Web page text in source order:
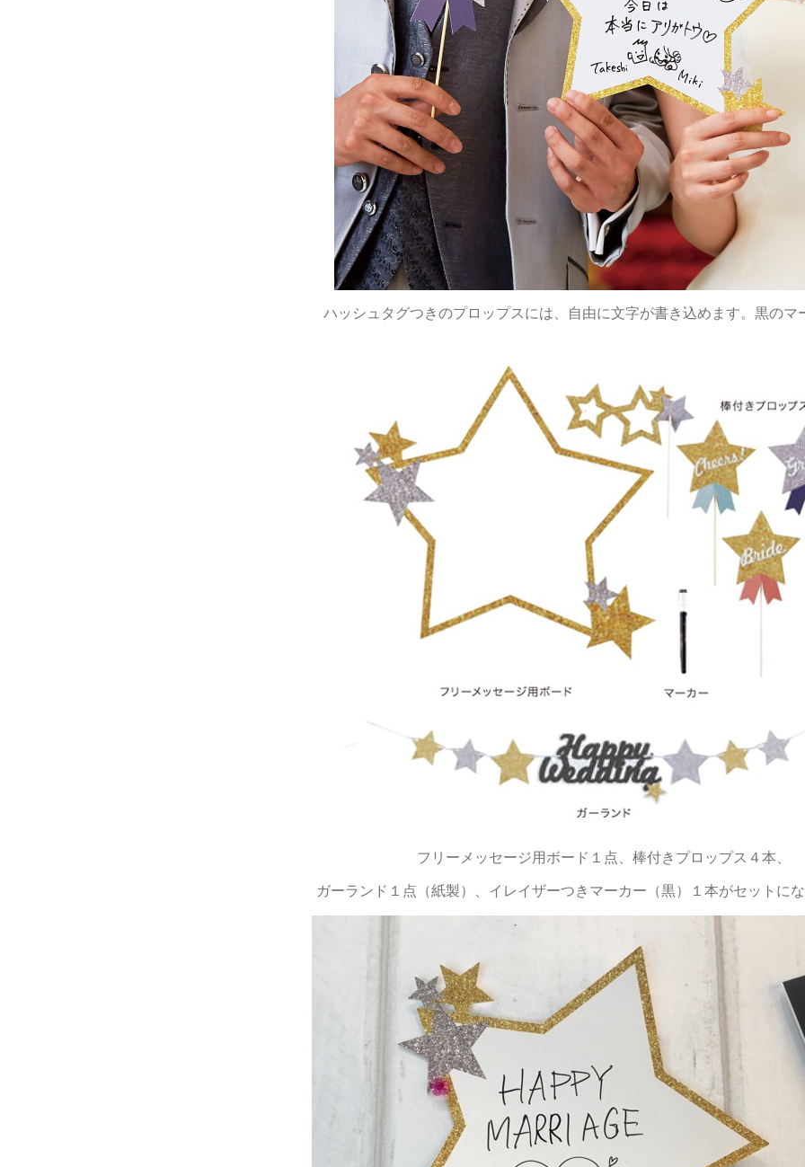
ハッシュタグつきのプロップスには、自由に文字が書き込めます。黒のマ
フリーメッセージ用ボード１点、棒付きプロップス４本、
ガーランド１点（紙製）、イレイザーつきマーカー（黒）１本がセットに